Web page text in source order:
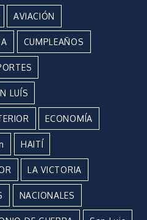
AVIACIÓN
CUMPLEAÑOS
LUÍS
ECONOMÍA
HAITÍ
LA VICTORIA
NACIONALES